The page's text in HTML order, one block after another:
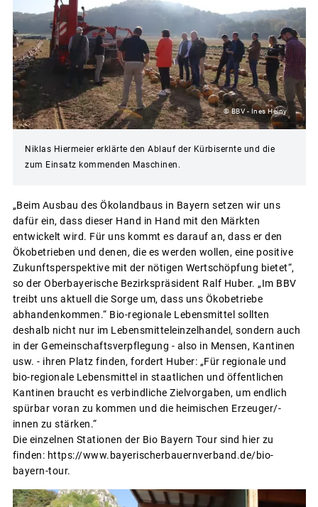
© BBV - Ines Heiny
Niklas Hiermeier erklärte den Ablauf der Kürbisernte und die
zum Einsatz kommenden Maschinen.
„Beim Ausbau des Ökolandbaus in Bayern setzen wir uns
dafür ein, dass dieser Hand in Hand mit den Märkten
entwickelt wird. Für uns kommt es darauf an, dass er den
Ökobetrieben und denen, die es werden wollen, eine positive
Zukunftsperspektive mit der nötigen Wertschöpfung bietet“,
so der Oberbayerische Bezirkspräsident Ralf Huber. „Im BBV
treibt uns aktuell die Sorge um, dass uns Ökobetriebe
abhandenkommen.“ Bio-regionale Lebensmittel sollten
deshalb nicht nur im Lebensmitteleinzelhandel, sondern auch
in der Gemeinschaftsverpflegung - also in Mensen, Kantinen
usw. - ihren Platz finden, fordert Huber: „Für regionale und
bio-regionale Lebensmittel in staatlichen und öffentlichen
Kantinen braucht es verbindliche Zielvorgaben, um endlich
spürbar voran zu kommen und die heimischen Erzeuger/-
innen zu stärken.“
Die einzelnen Stationen der Bio Bayern Tour sind hier zu
finden: https://www.bayerischerbauernverband.de/bio-
bayern-tour.